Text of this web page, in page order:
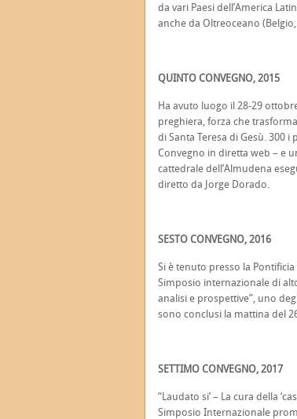
da vari Paesi dell’America
anche da Oltreoceano
QUINTO CONVEGNO, 2015
Ha avuto luogo il 28-29
preghiera, forza che
di Santa Teresa di Gesù. 300
Convegno in diretta web – e
cattedrale dell’Almudena
diretto da Jorge Dorado.
SESTO CONVEGNO, 2016
Si è tenuto presso la
Simposio internazionale di
analisi e prospettive”, uno
sono conclusi la mattina del
SETTIMO CONVEGNO, 2017
“Laudato si’ – La cura della
Simposio Internazionale